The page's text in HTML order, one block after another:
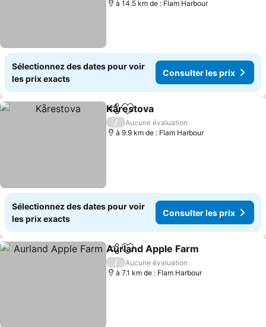
à 14.5 km de : Flam Harbour
Sélectionnez des dates pour voir
les prix exacts
Consulter les prix
PartagerAjouter à mes favoris
Kårestova
/
Aucune évaluation
à 9.9 km de : Flam Harbour
Sélectionnez des dates pour voir
les prix exacts
Consulter les prix
PartagerAjouter à mes favoris
Aurland Apple Farm
/
Aucune évaluation
à 7.1 km de : Flam Harbour